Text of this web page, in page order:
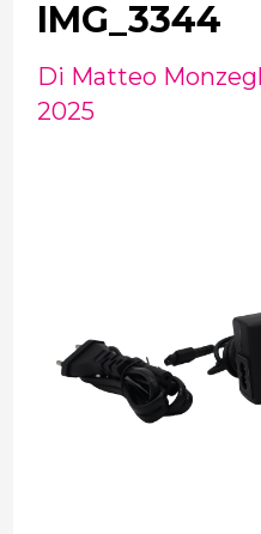
IMG_3344
Di Matteo
2025